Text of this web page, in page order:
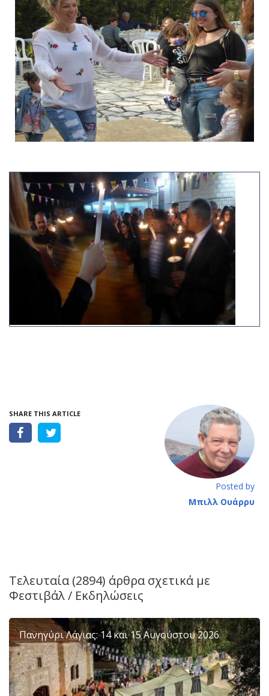
SHARE THIS ARTICLE
Posted by
Μπιλλ Ουάρρυ
Τελευταία (2894) άρθρα σχετικά με
Φεστιβάλ / Εκδηλώσεις
Πανηγύρι Λάγιας: 14 και 15 Αυγούστου 2026